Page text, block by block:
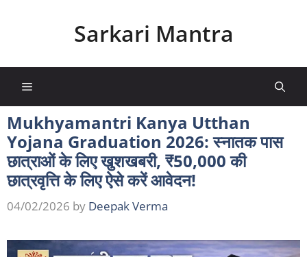
Sarkari Mantra
Menu
Mukhyamantri Kanya Utthan
Yojana Graduation 2026: स्नातक पास
छात्राओं के लिए खुशखबरी, ₹50,000 की
छात्रवृत्ति के लिए ऐसे करें आवेदन!
04/02/2026 by Deepak Verma